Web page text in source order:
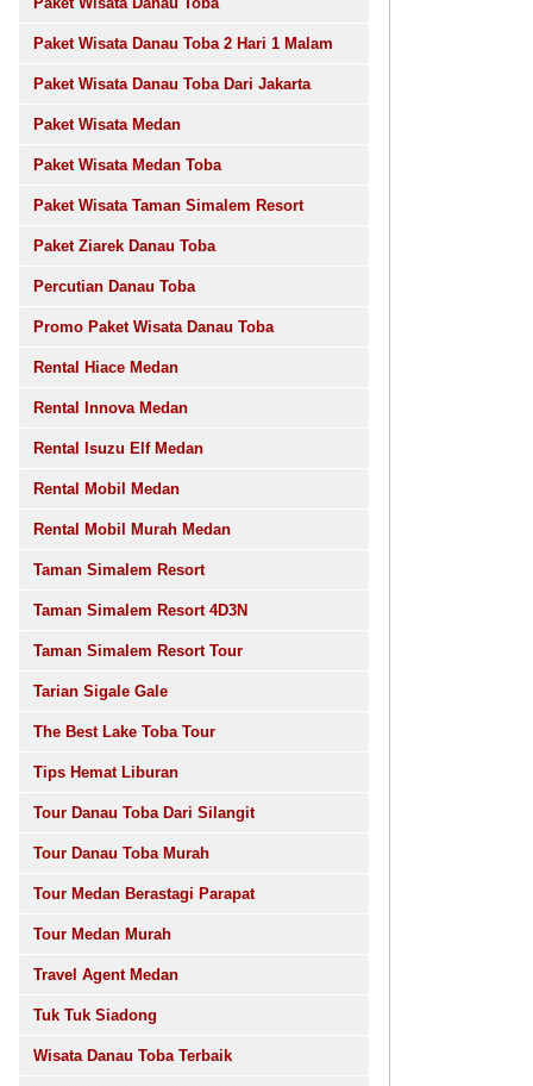
Paket Wisata Danau Toba 2 Hari 1 Malam
Paket Wisata Danau Toba Dari Jakarta
Paket Wisata Medan
Paket Wisata Medan Toba
Paket Wisata Taman Simalem Resort
Paket Ziarek Danau Toba
Percutian Danau Toba
Promo Paket Wisata Danau Toba
Rental Hiace Medan
Rental Innova Medan
Rental Isuzu Elf Medan
Rental Mobil Medan
Rental Mobil Murah Medan
Taman Simalem Resort
Taman Simalem Resort 4D3N
Taman Simalem Resort Tour
Tarian Sigale Gale
The Best Lake Toba Tour
Tips Hemat Liburan
Tour Danau Toba Dari Silangit
Tour Danau Toba Murah
Tour Medan Berastagi Parapat
Tour Medan Murah
Travel Agent Medan
Tuk Tuk Siadong
Wisata Danau Toba Terbaik